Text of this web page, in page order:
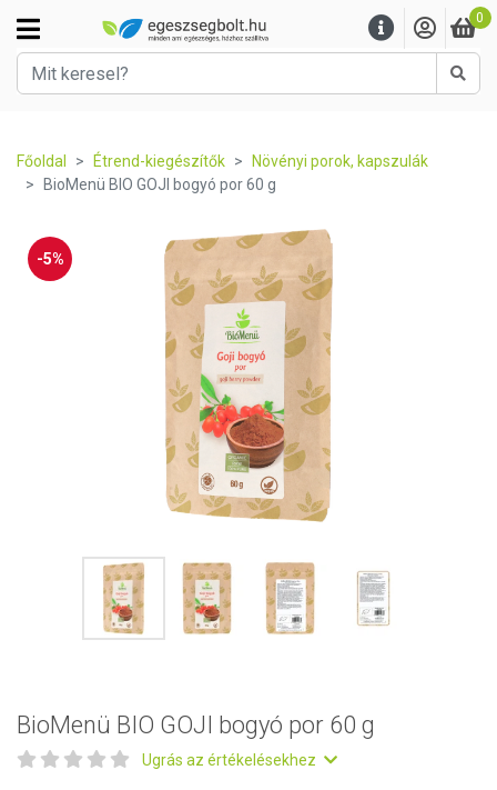
0
Főoldal Étrend-kiegészítők
Növényi porok, kapszulák
BioMenü BIO GOJI bogyó por 60 g
-5%
BioMenü BIO GOJI bogyó por 60 g
Ugrás az értékelésekhez